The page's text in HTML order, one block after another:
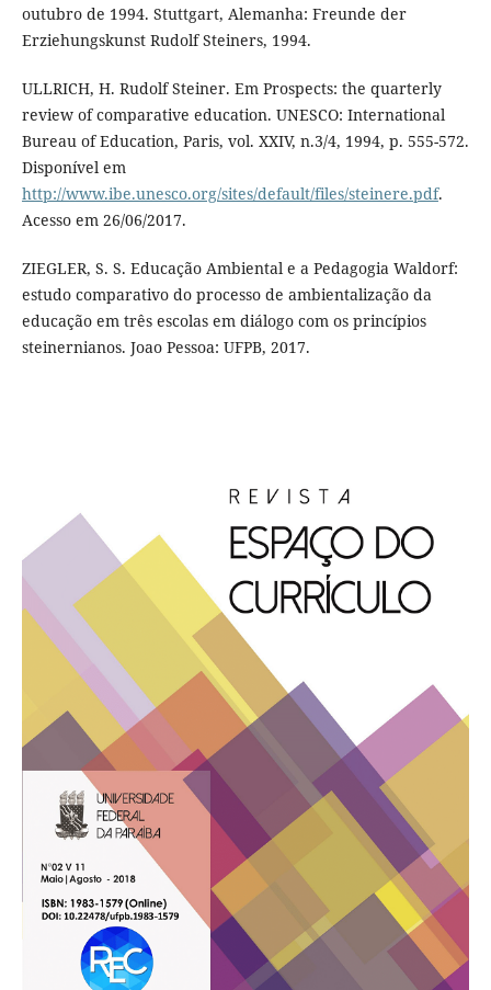
outubro de 1994. Stuttgart, Alemanha: Freunde der
Erziehungskunst Rudolf Steiners, 1994.
ULLRICH, H. Rudolf Steiner. Em Prospects: the quarterly
review of comparative education. UNESCO: International
Bureau of Education, Paris, vol. XXIV, n.3/4, 1994, p. 555-572.
Disponível em
http://www.ibe.unesco.org/sites/default/files/steinere.pdf.
Acesso em 26/06/2017.
ZIEGLER, S. S. Educação Ambiental e a Pedagogia Waldorf:
estudo comparativo do processo de ambientalização da
educação em três escolas em diálogo com os princípios
steinernianos. Joao Pessoa: UFPB, 2017.